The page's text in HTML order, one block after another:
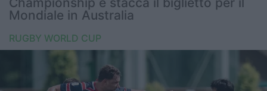
Nazionali giovanili
Rugby Sevens
Internazionale
Mondiale in Australia
RUGBY WORLD CUP